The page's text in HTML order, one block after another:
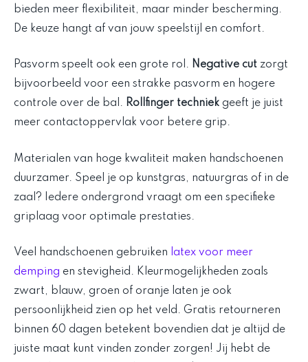
bieden meer flexibiliteit, maar minder bescherming.
De keuze hangt af van jouw speelstijl en comfort.
Pasvorm speelt ook een grote rol. Negative cut zorgt
bijvoorbeeld voor een strakke pasvorm en hogere
controle over de bal. Rollfinger techniek geeft je juist
meer contactoppervlak voor betere grip.
Materialen van hoge kwaliteit maken handschoenen
duurzamer. Speel je op kunstgras, natuurgras of in de
zaal? Iedere ondergrond vraagt om een specifieke
griplaag voor optimale prestaties.
Veel handschoenen gebruiken
latex voor meer
demping en stevigheid. Kleurmogelijkheden zoals
zwart, blauw, groen of oranje laten je ook
persoonlijkheid zien op het veld. Gratis retourneren
binnen 60 dagen betekent bovendien dat je altijd de
juiste maat kunt vinden zonder zorgen! Jij hebt de